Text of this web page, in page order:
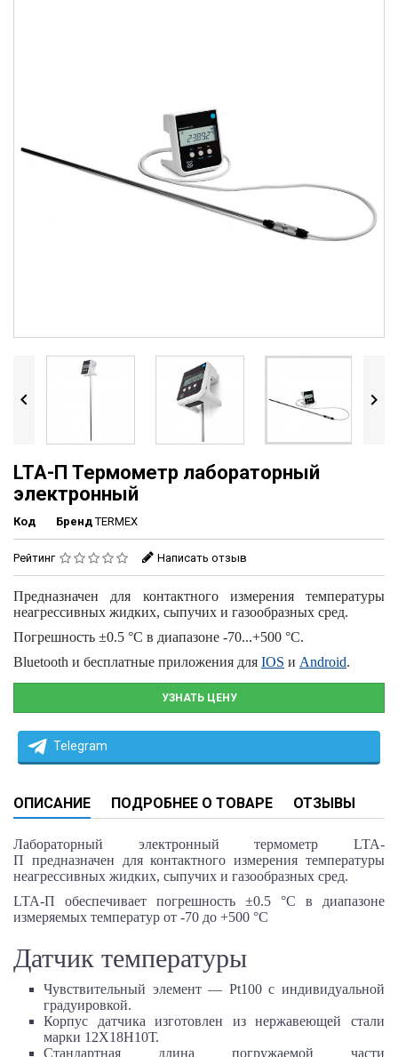
 
LTA-П Термометр лабораторный
электронный
Код Бренд TERMEX
Рейтинг Написать отзыв
Предназначен для контактного измерения температуры
неагрессивных жидких, сыпучих и газообразных сред.
Погрешность ±0.5 °С в диапазоне -70...+500 °С.
Bluetooth и бесплатные приложения для IOS и Android.
УЗНАТЬ ЦЕНУ
Telegram
ОПИСАНИЕ ПОДРОБНЕЕ О ТОВАРЕ ОТЗЫВЫ
Лабораторный электронный термометр LTA-
П предназначен для контактного измерения температуры
неагрессивных жидких, сыпучих и газообразных сред.
LTA-П обеспечивает погрешность ±0.5 °С в диапазоне
измеряемых температур от -70 до +500 °С
Датчик температуры
Чувствительный элемент — Pt100 с индивидуальной
градуировкой.
Корпус датчика изготовлен из нержавеющей стали
марки 12Х18Н10Т.
Стандартная длина погружаемой части